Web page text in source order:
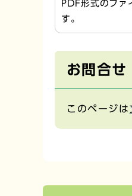
PDF形式のフ
す。
お問合せ
このページは